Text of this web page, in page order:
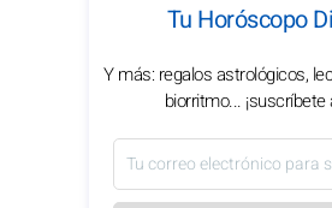
Tu Horóscopo
Y más: regalos astrológicos,
biorritmo... ¡suscríbete